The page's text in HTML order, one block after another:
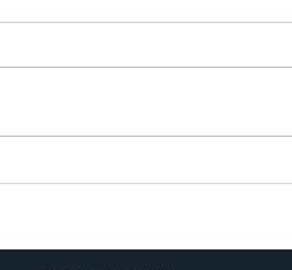
Oubron